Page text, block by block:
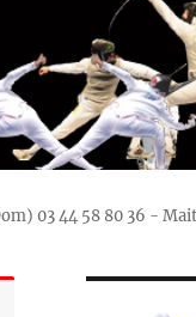
03 44 58 80 36 -